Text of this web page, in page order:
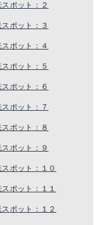
ポット：２
ポット：３
ポット：４
ポット：５
ポット：６
ポット：７
ポット：８
ポット：９
ポット：１０
ポット：１１
ポット：１２